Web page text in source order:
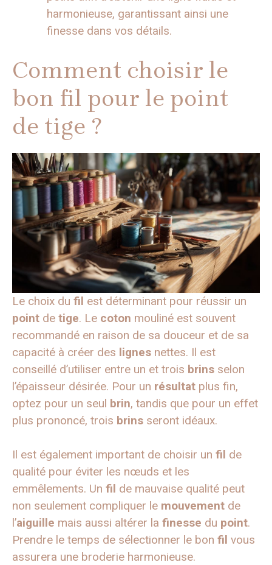
harmonieuse, garantissant ainsi une
finesse dans vos détails.
Comment choisir le
bon fil pour le point
de tige ?
Le choix du fil est déterminant pour réussir un
point de tige. Le coton mouliné est souvent
recommandé en raison de sa douceur et de sa
capacité à créer des lignes nettes. Il est
conseillé d’utiliser entre un et trois brins selon
l’épaisseur désirée. Pour un résultat plus fin,
optez pour un seul brin, tandis que pour un effet
plus prononcé, trois brins seront idéaux.
Il est également important de choisir un fil de
qualité pour éviter les nœuds et les
emmêlements. Un fil de mauvaise qualité peut
non seulement compliquer le mouvement de
l’aiguille mais aussi altérer la finesse du point.
Prendre le temps de sélectionner le bon fil vous
assurera une broderie harmonieuse.